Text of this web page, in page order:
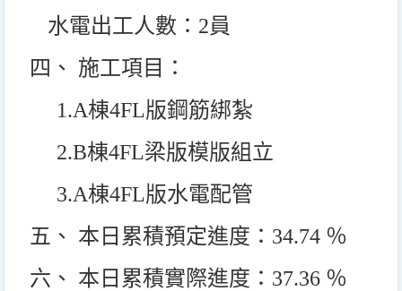
水電出工人數：2員
四、 施工項目：
1.A棟4FL版鋼筋綁紮
2.B棟4FL梁版模版組立
3.A棟4FL版水電配管
五、 本日累積預定進度：34.74 ％
六、 本日累積實際進度：37.36 ％